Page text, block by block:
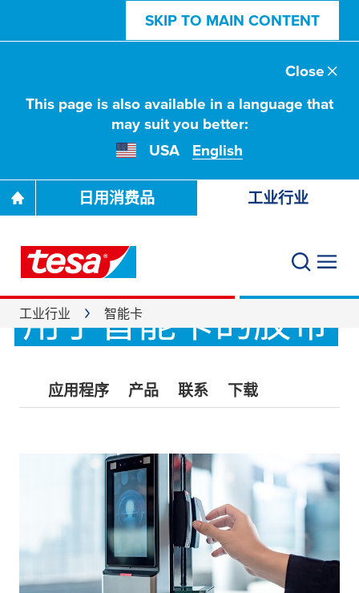
SKIP TO MAIN CONTENT
This page is also available in a language that
may suit you better:
USA
English
Close
日用消费品 工业行业
工业行业 智能卡
用于智能卡的胶带
应用程序 产品 联系 下载